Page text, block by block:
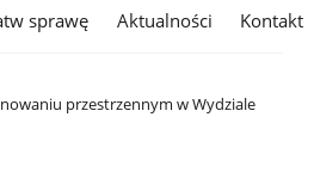
sprawę Aktualności Kontakt
przestrzennym w Wydziale